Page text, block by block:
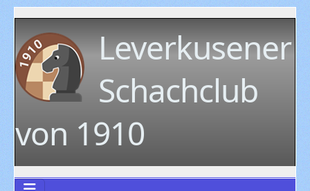
Leverkusener
Schachclub
von 1910